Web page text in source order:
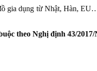
gia dụng từ Nhật, Hàn,
theo Nghị định 43/